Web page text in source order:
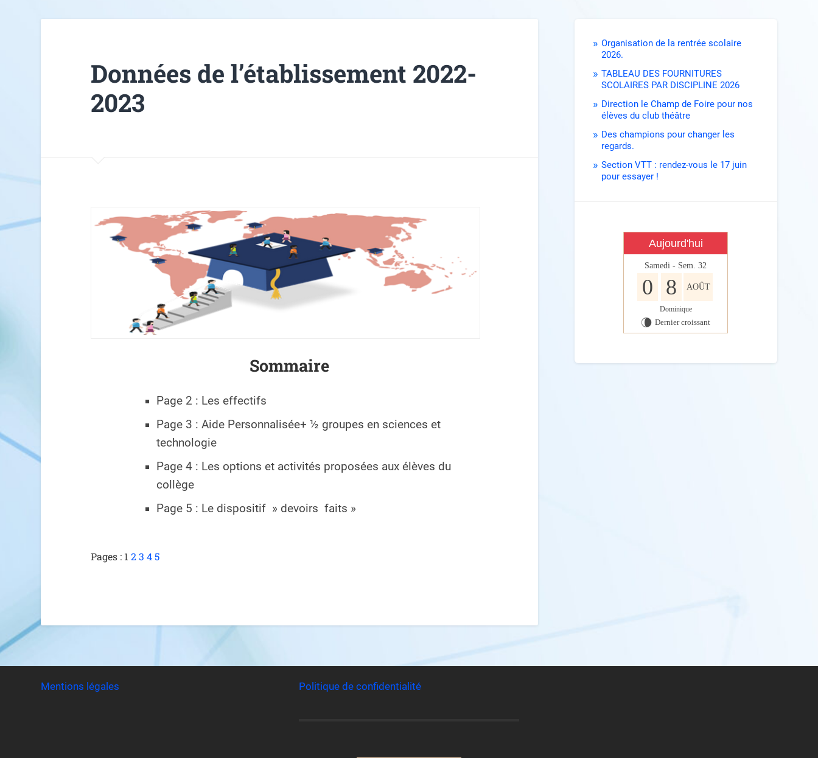
Données de l’établissement 2022-
2023
Sommaire
Page 2 : Les effectifs
Page 3 : Aide Personnalisée+ ½ groupes en sciences et
technologie
Page 4 : Les options et activités proposées aux élèves du
collège
Page 5 : Le dispositif » devoirs faits »
Pages : 1 23 45
Organisation de la rentrée scolaire
2026.
TABLEAU DES FOURNITURES
SCOLAIRES PAR DISCIPLINE 2026
Direction le Champ de Foire pour nos
élèves du club théâtre
Des champions pour changer les
regards.
Section VTT : rendez-vous le 17 juin
pour essayer !
Aujourd'hui
Samedi - Sem. 32
0 8 AOÛT
Dominique
V Dernier croissant
Mentions légales Politique de confidentialité